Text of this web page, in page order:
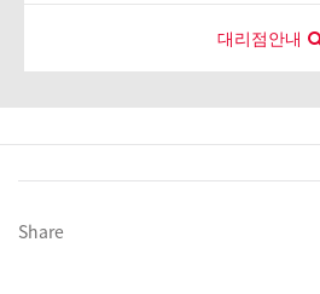
대리점안내
Share